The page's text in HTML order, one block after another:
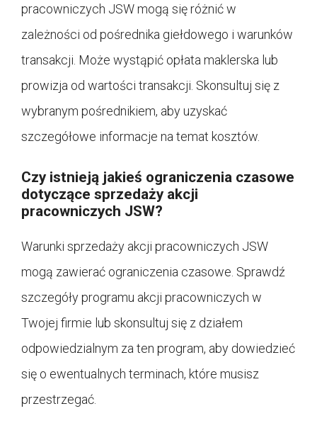
pracowniczych JSW mogą się różnić w
zależności od pośrednika giełdowego i warunków
transakcji. Może wystąpić opłata maklerska lub
prowizja od wartości transakcji. Skonsultuj się z
wybranym pośrednikiem, aby uzyskać
szczegółowe informacje na temat kosztów.
Czy istnieją jakieś ograniczenia czasowe
dotyczące sprzedaży akcji
pracowniczych JSW?
Warunki sprzedaży akcji pracowniczych JSW
mogą zawierać ograniczenia czasowe. Sprawdź
szczegóły programu akcji pracowniczych w
Twojej firmie lub skonsultuj się z działem
odpowiedzialnym za ten program, aby dowiedzieć
się o ewentualnych terminach, które musisz
przestrzegać.